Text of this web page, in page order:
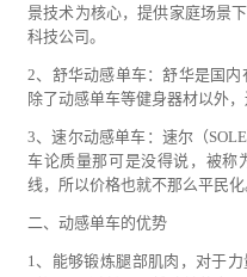
景技术为核心，提供家庭场景
科技公司。
2、舒华动感单车：舒华是国
除了动感单车等健身器材以外
3、速尔动感单车：速尔（
车论质量那可是没得说，被称
线，所以价格也就不那么平民化
二、动感单车的优势
1、能够锻炼腿部肌肉，对于